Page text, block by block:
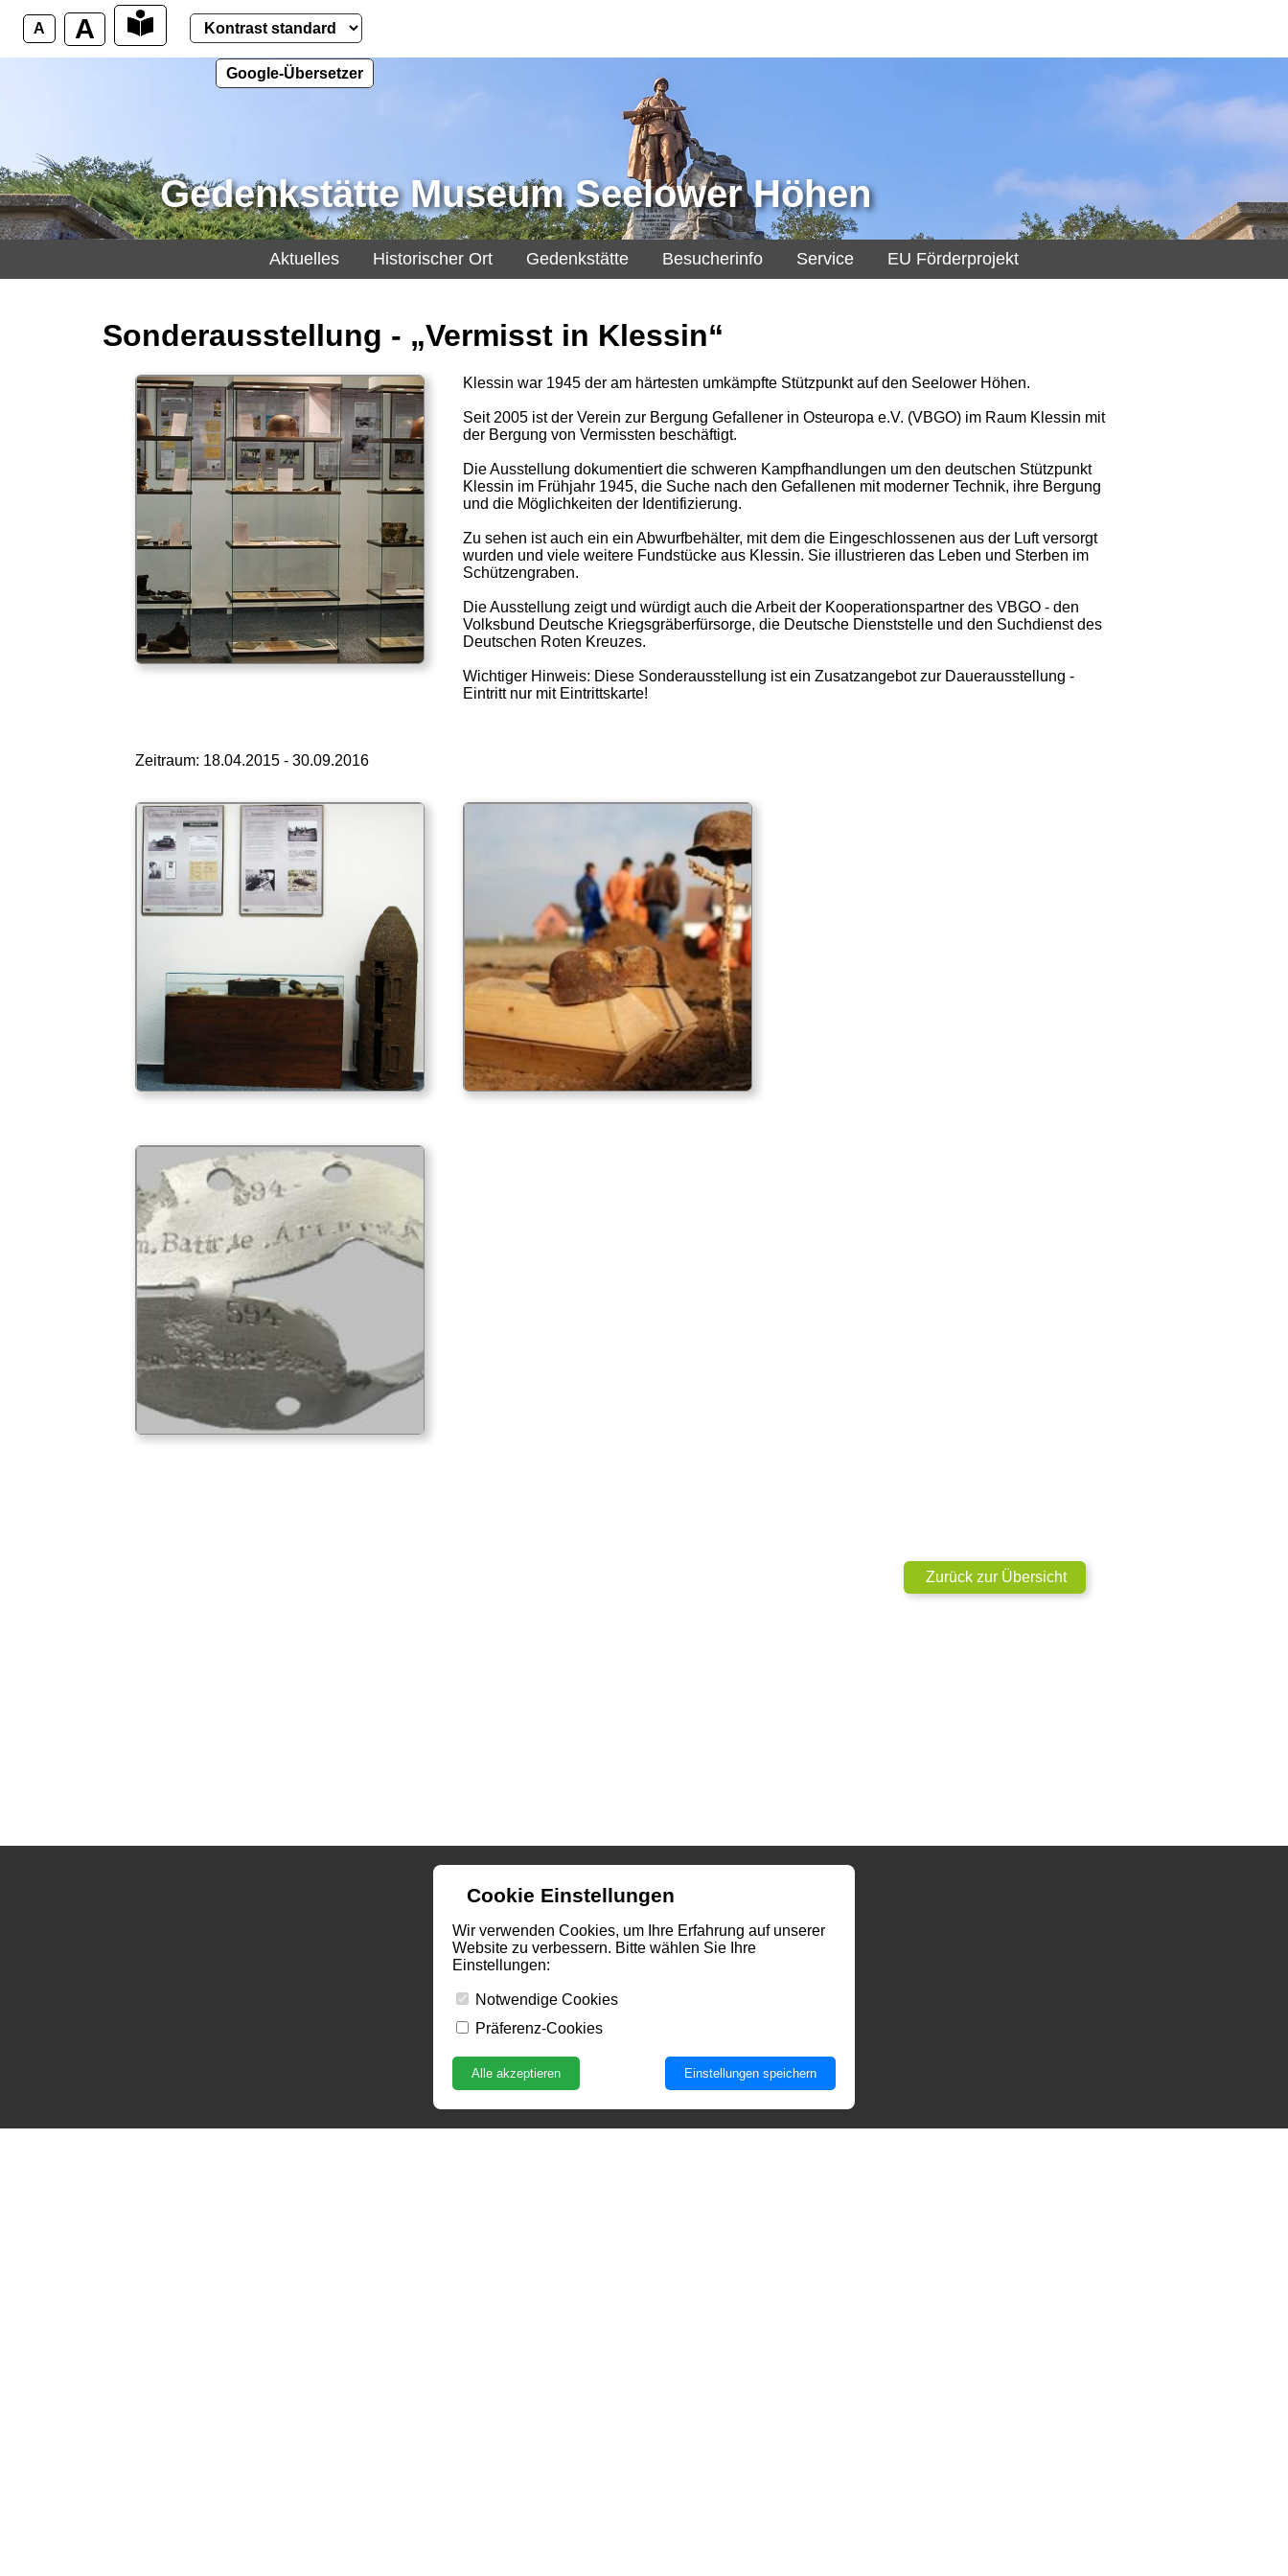
A A
Google-Übersetzer
Gedenkstätte Museum Seelower Höhen
Aktuelles Historischer Ort Gedenkstätte Besucherinfo Service EU Förderprojekt
Sonderausstellung - „Vermisst in Klessin“
Klessin war 1945 der am härtesten umkämpfte Stützpunkt auf den Seelower Höhen.
Seit 2005 ist der Verein zur Bergung Gefallener in Osteuropa e.V. (VBGO) im Raum Klessin mit
der Bergung von Vermissten beschäftigt.
Die Ausstellung dokumentiert die schweren Kampfhandlungen um den deutschen Stützpunkt
Klessin im Frühjahr 1945, die Suche nach den Gefallenen mit moderner Technik, ihre Bergung
und die Möglichkeiten der Identifizierung.
Zu sehen ist auch ein ein Abwurfbehälter, mit dem die Eingeschlossenen aus der Luft versorgt
wurden und viele weitere Fundstücke aus Klessin. Sie illustrieren das Leben und Sterben im
Schützengraben.
Die Ausstellung zeigt und würdigt auch die Arbeit der Kooperationspartner des VBGO - den
Volksbund Deutsche Kriegsgräberfürsorge, die Deutsche Dienststelle und den Suchdienst des
Deutschen Roten Kreuzes.
Wichtiger Hinweis: Diese Sonderausstellung ist ein Zusatzangebot zur Dauerausstellung -
Eintritt nur mit Eintrittskarte!
Zeitraum: 18.04.2015 - 30.09.2016
Zurück zur Übersicht
Cookie Einstellungen
Wir verwenden Cookies, um Ihre Erfahrung auf unserer
Website zu verbessern. Bitte wählen Sie Ihre
Einstellungen:
Notwendige Cookies
Präferenz-Cookies
Alle akzeptieren Einstellungen speichern